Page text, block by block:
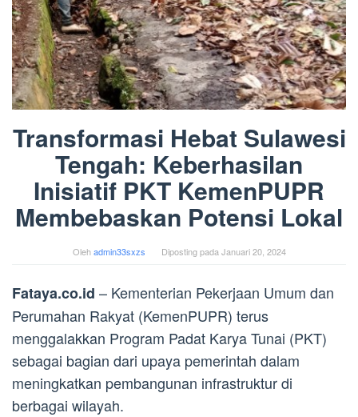
Transformasi Hebat Sulawesi
Tengah: Keberhasilan
Inisiatif PKT KemenPUPR
Membebaskan Potensi Lokal
Olehadmin33sxzs Diposting padaJanuari 20, 2024
Fataya.co.id – Kementerian Pekerjaan Umum dan
Perumahan Rakyat (KemenPUPR) terus
menggalakkan Program Padat Karya Tunai (PKT)
sebagai bagian dari upaya pemerintah dalam
meningkatkan pembangunan infrastruktur di
berbagai wilayah.